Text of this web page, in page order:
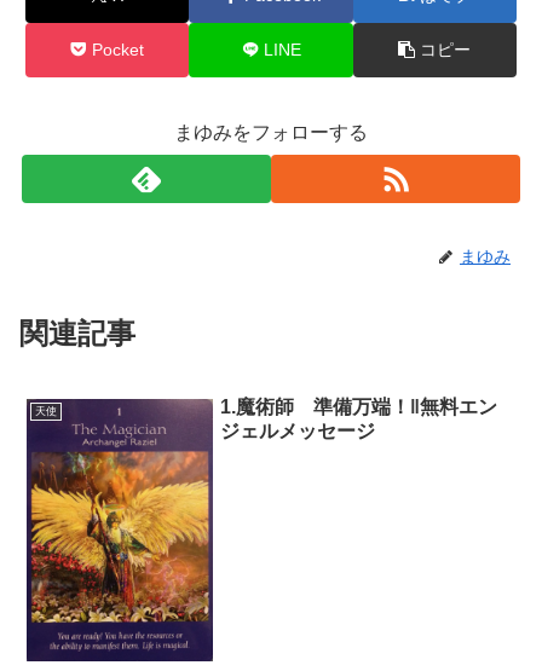
Pocket LINE コピー
まゆみをフォローする
まゆみ
関連記事
天使
1.魔術師 準備万端！‖無料エン
ジェルメッセージ